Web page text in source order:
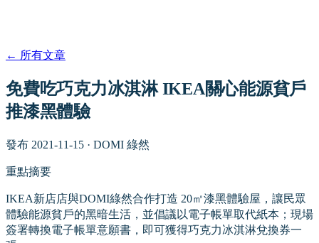
← 所有文章
免費吃巧克力冰淇淋 IKEA關心能源貧戶
推漆黑體驗
發布 2021-11-15 · DOMI 綠然
重點摘要
IKEA新店店與DOMI綠然合作打造 20㎡漆黑體驗屋，讓民眾
體驗能源貧戶的黑暗生活，並倡議以電子帳單取代紙本；現場
簽署轉換電子帳單意願書，即可獲得巧克力冰淇淋兌換券一